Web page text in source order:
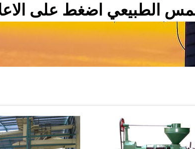
اضغط على الاعلان